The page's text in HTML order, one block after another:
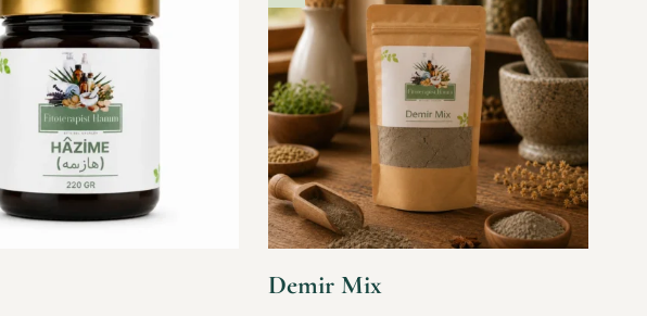
Demir Mix